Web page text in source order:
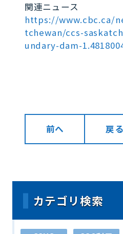
関連ニュース
https://www.cbc.ca/
tchewan/ccs-
undary-dam-
前へ 戻る
カテゴリ検索